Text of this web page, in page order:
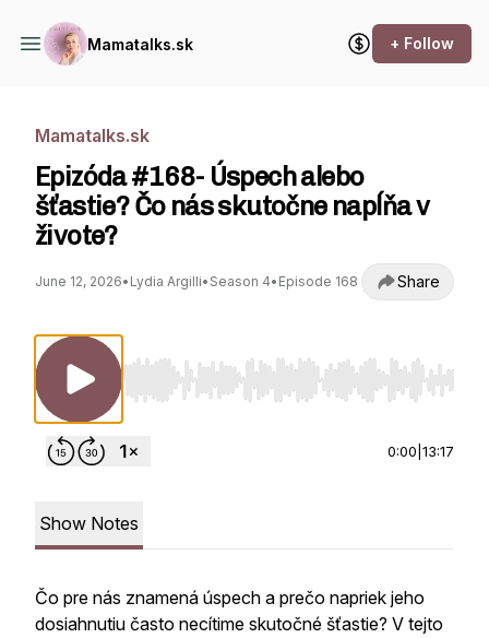
Mamatalks.sk + Follow
Mamatalks.sk
Epizóda #168- Úspech alebo
šťastie? Čo nás skutočne napĺňa v
živote?
June 12, 2026• Lydia Argilli• Season 4• Episode 168 Share
Use Left/Right to seek, Home/End to jump to
0:00 13:17
Show Notes
Čo pre nás znamená úspech a prečo napriek jeho
dosiahnutiu často necítime skutočné šťastie? V tejto